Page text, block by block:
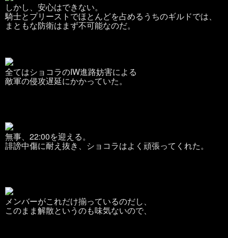
しかし、安心はできない。
騎士とプリーストでほとんどを占めるうちのギルドでは、
まともな防衛はまず不可能なのだ。
全てはショコラのIW進路妨害による
敵軍の侵攻遅延にかかっていた。
無事、22:00を迎える。
誹謗中傷に耐え抜き、ショコラはよく頑張ってくれた。
メンバーがこれだけ揃っているのだし、
このまま解散というのも味気ないので、